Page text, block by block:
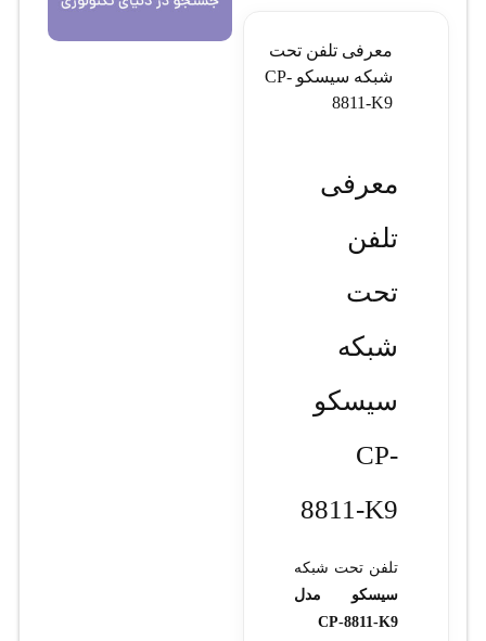
معرفی تلفن تحت
شبکه سيسکو CP-
8811-K9
معرفی
تلفن
تحت
شبکه
سيسکو
CP-
8811-K9
تلفن تحت شبکه
سیسکو مدل
CP-8811-K9